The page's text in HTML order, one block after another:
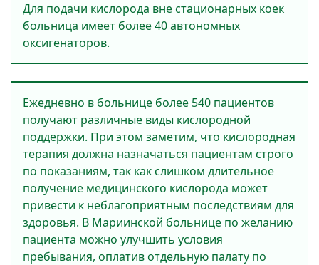
Для подачи кислорода вне стационарных коек
больница имеет более 40 автономных
оксигенаторов.
Ежедневно в больнице более 540 пациентов
получают различные виды кислородной
поддержки. При этом заметим, что кислородная
терапия должна назначаться пациентам строго
по показаниям, так как слишком длительное
получение медицинского кислорода может
привести к неблагоприятным последствиям для
здоровья. В Мариинской больнице по желанию
пациента можно улучшить условия
пребывания, оплатив отдельную палату по